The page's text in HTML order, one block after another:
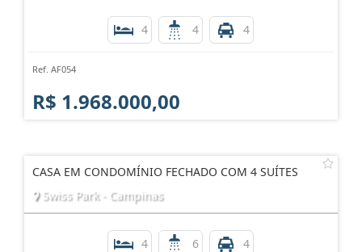
4 4 4
Ref. AF054
R$ 1.968.000,00
CASA EM CONDOMÍNIO FECHADO COM 4 SUÍTES
Swiss Park - Campinas
4 6 4